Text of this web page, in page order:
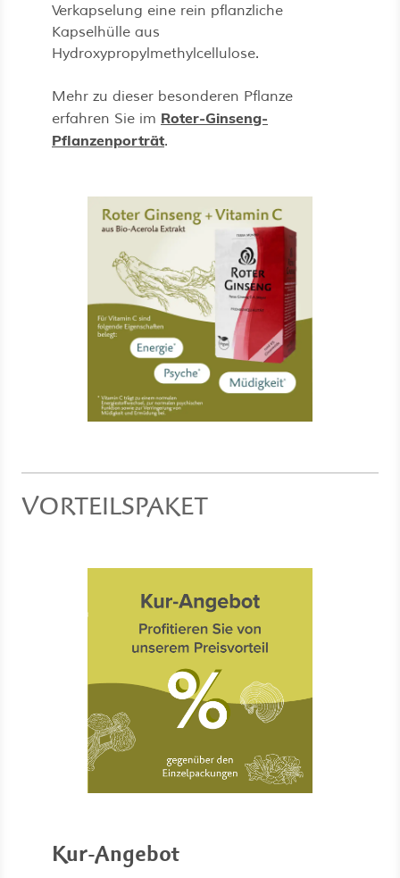
Verkapselung eine rein pflanzliche
Kapselhülle aus
Hydroxypropylmethylcellulose.
Mehr zu dieser besonderen Pflanze
erfahren Sie im Roter-Ginseng-
Pflanzenporträt.
VORTEILSPAKET
Kur-Angebot